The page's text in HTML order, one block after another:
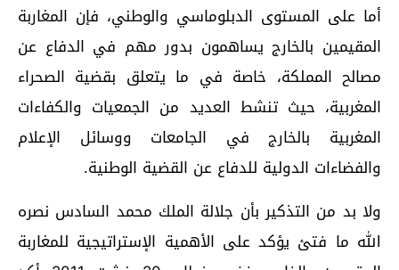
أما على المستوى الدبلوماسي والوطني، فإن المغاربة
المقيمين بالخارج يساهمون بدور مهم في الدفاع عن
مصالح المملكة، خاصة في ما يتعلق بقضية الصحراء
المغربية، حيث تنشط العديد من الجمعيات والكفاءات
المغربية بالخارج في الجامعات ووسائل الإعلام
والفضاءات الدولية للدفاع عن القضية الوطنية.
ولا بد من التذكير بأن جلالة الملك محمد السادس نصره
الله ما فتئ يؤكد على الأهمية الإستراتيجية للمغاربة